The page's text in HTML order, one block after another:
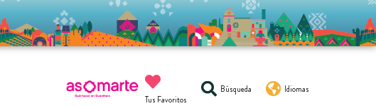
Tus Favoritos
Búsqueda Idiomas